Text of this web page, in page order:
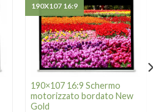
190×107 16:9 Schermo
motorizzato bordato New
Gold
190X107 16:9